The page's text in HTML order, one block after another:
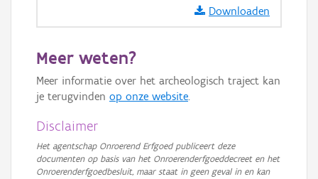
Downloaden
Meer weten?
Meer informatie over het archeologisch traject kan
je terugvinden op onze website.
Disclaimer
Het agentschap Onroerend Erfgoed publiceert deze
documenten op basis van het Onroerenderfgoeddecreet en het
Onroerenderfgoedbesluit, maar staat in geen geval in en kan